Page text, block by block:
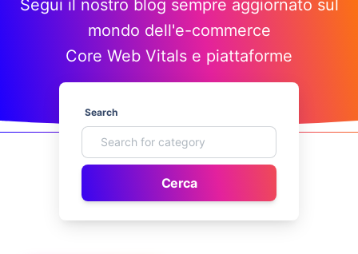
Segui il nostro blog sempre aggiornato sul
mondo dell'e-commerce
Core Web Vitals e piattaforme
Search
Cerca